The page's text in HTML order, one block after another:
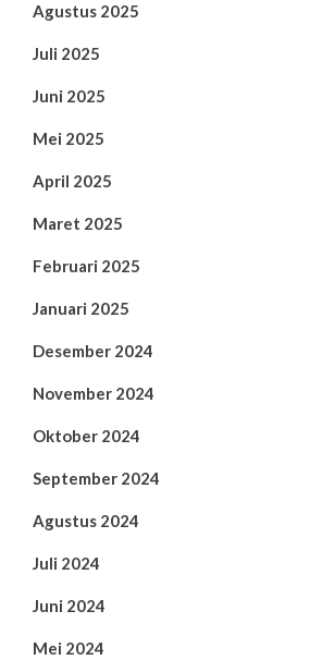
Agustus 2025
Juli 2025
Juni 2025
Mei 2025
April 2025
Maret 2025
Februari 2025
Januari 2025
Desember 2024
November 2024
Oktober 2024
September 2024
Agustus 2024
Juli 2024
Juni 2024
Mei 2024